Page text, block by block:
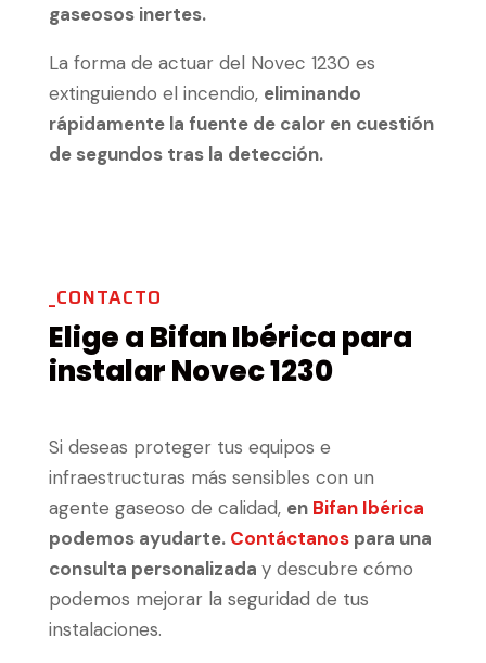
gaseosos inertes.
La forma de actuar del Novec 1230 es
extinguiendo el incendio, eliminando
rápidamente la fuente de calor en cuestión
de segundos tras la detección.
_CONTACTO
Elige a Bifan Ibérica para
instalar Novec 1230
Si deseas proteger tus equipos e
infraestructuras más sensibles con un
agente gaseoso de calidad, en Bifan Ibérica
podemos ayudarte. Contáctanospara una
consulta personalizada y descubre cómo
podemos mejorar la seguridad de tus
instalaciones.